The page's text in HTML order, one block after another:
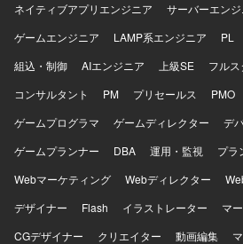
に関与していただけます。 Next.jsや
Dockerなどモダンな技術スタックを
スキルを発揮していただけます。 CI/
など、開発プロセスの構築にも関わっ
バックエンドはPython、FastAPIを用
ます。 インフラはAWS ECSを利用し
GitHub Actions等を用い、ソースコー
GitHubで行っております。
ネイティブアプリエンジニア
サーバーエン
ゲームエンジニア
LAMP系エンジニア PL
組込・制御
AIエンジニア 上級SE
フル
コンサルタント
PM プリセールス PMO
ゲームプログラマ
ゲームディレクター
デ
ゲームプランナー
DBA 運用・監視 プラ
Webマーケティング
Webディレクター
デザイナー
Flash イラストレーター マ
CGデザイナー
クリエイター 動画編集